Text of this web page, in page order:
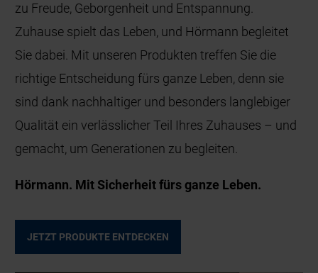
zu Freude, Geborgenheit und Entspannung.
Zuhause spielt das Leben, und Hörmann begleitet
Sie dabei. Mit unseren Produkten treffen Sie die
richtige Entscheidung fürs ganze Leben, denn sie
sind dank nachhaltiger und besonders langlebiger
Qualität ein verlässlicher Teil Ihres Zuhauses – und
gemacht, um Generationen zu begleiten.
Hörmann. Mit Sicherheit fürs ganze Leben.
JETZT PRODUKTE ENTDECKEN